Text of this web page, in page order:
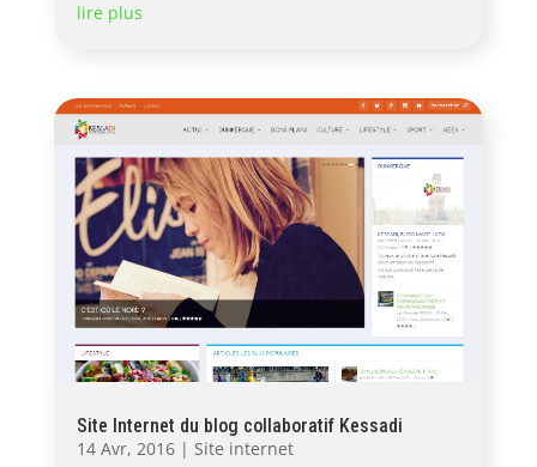
lire plus
Site Internet du blog collaboratif Kessadi
14 Avr, 2016| Site internet